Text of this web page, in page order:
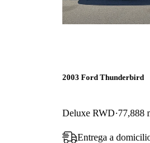
2003 Ford Thunderbird
Deluxe RWD 77,888
Entrega a